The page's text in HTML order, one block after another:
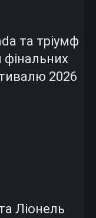
та тріумф
фінальних
2026
Ліонель